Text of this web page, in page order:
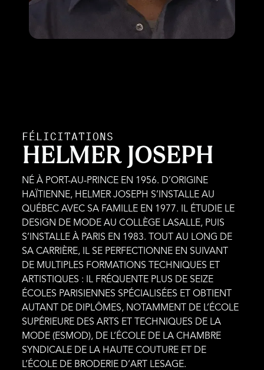
FÉLICITATIONS
HELMER JOSEPH
NÉ À PORT-AU-PRINCE EN 1956. D’ORIGINE
HAÏTIENNE, HELMER JOSEPH S’INSTALLE AU
QUÉBEC AVEC SA FAMILLE EN 1977. IL ÉTUDIE LE
DESIGN DE MODE AU COLLÈGE LASALLE, PUIS
S’INSTALLE À PARIS EN 1983. TOUT AU LONG DE
SA CARRIÈRE, IL SE PERFECTIONNE EN SUIVANT
DE MULTIPLES FORMATIONS TECHNIQUES ET
ARTISTIQUES : IL FRÉQUENTE PLUS DE SEIZE
ÉCOLES PARISIENNES SPÉCIALISÉES ET OBTIENT
AUTANT DE DIPLÔMES, NOTAMMENT DE L’ÉCOLE
SUPÉRIEURE DES ARTS ET TECHNIQUES DE LA
MODE (ESMOD), DE L’ÉCOLE DE LA CHAMBRE
SYNDICALE DE LA HAUTE COUTURE ET DE
L’ÉCOLE DE BRODERIE D’ART LESAGE.